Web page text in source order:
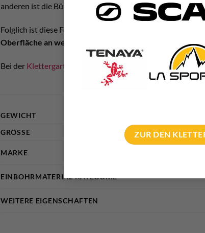
ZUR DEN
anderen ist die Bürste groß und man kann breite Putz
Folglich ist diese Felsbürste perfekt für alle Einsätze bei
Oberfläche an wetterabgewandten Felsen
. Ober aber
Bei der Klettergarten Errichtungsowie bei der jährlichen
GEWICHT
GRÖSSE
MARKE
EINBOHRMATERIAL KATEGORIE
WEITERE EIGENSCHAFTEN